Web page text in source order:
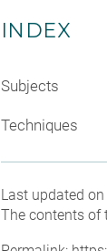
INDEX
Subjects
Techniques
Last updated
The contents of